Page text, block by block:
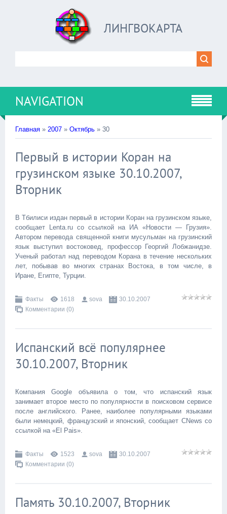
ЛИНГВОКАРТА
NAVIGATION
Главная » 2007 » Октябрь » 30
Первый в истории Коран на
грузинском языке 30.10.2007,
Вторник
В Тбилиси издан первый в истории Коран на грузинском языке,
сообщает Lenta.ru со ссылкой на ИА «Новости — Грузия».
Автором перевода священной книги мусульман на грузинский
язык выступил востоковед, профессор Георгий Лобжанидзе.
Ученый работал над переводом Корана в течение нескольких
лет, побывав во многих странах Востока, в том числе, в
Иране, Египте, Турции.
Факты 1618 sova
30.10.2007
Комментарии (0)
Испанский всё популярнее
30.10.2007, Вторник
Компания Google объявила о том, что испанский язык
занимает второе место по популярности в поисковом сервисе
после английского. Ранее, наиболее популярными языками
были немецкий, французский и японский, сообщает CNews со
ссылкой на «El Pais».
Факты 1523 sova
30.10.2007
Комментарии (0)
Память 30.10.2007, Вторник